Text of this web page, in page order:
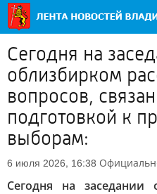
Сегодня на
облизбирком
вопросов,
подготовкой к
выборам:
6 июля 2026, 16:38
Сегодня на заседании